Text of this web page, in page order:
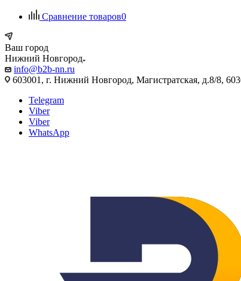
Сравнение товаров0
Ваш город
Нижний Новгород
info@b2b-nn.ru
603001, г. Нижний Новгород, Магистратская, д.8/8,
Telegram
Viber
Viber
WhatsApp